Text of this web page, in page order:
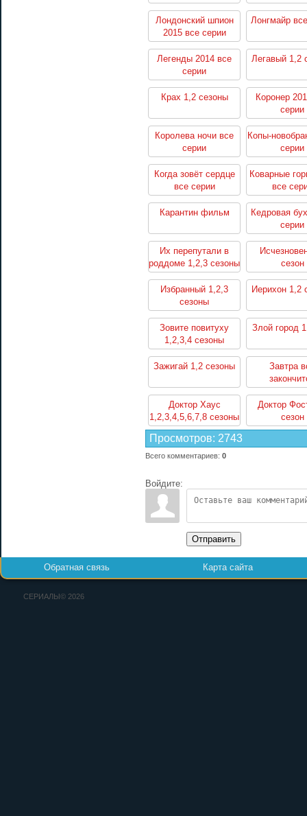
Лондонский шпион
2015 все серии
Лонгмайр
Легенды 2014 все
серии
Легавый 1,2
Крах 1,2 сезоны
Коронер
серии
Королева ночи все
серии
Копы-
серии
Когда зовёт сердце
все серии
Коварные
все
Карантин фильм
Кедровая
серии
Их перепутали в
роддоме 1,2,3 сезоны
сезон
Избранный 1,2,3
сезоны
Иерихон 1,2
Зовите повитуху
1,2,3,4 сезоны
Злой город
Зажигай 1,2 сезоны
Завтра
Доктор Хаус
1,2,3,4,5,6,7,8 сезоны
Доктор
сезон
Просмотров: 2743
Всего комментариев: 0
Войдите:
Отправить
Обратная связь Карта сайта
СЕРИАЛЫ© 2026